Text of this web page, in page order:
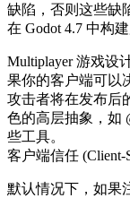
缺陷，否则这些缺
在 Godot 4.7 中构
Multiplayer 游戏设
果你的客户端可以
攻击者将在发布后
色的高层抽象，如
些工具。
客户端信任 (Client-
默认情况下，如果